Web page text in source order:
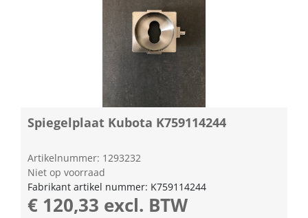
Spiegelplaat Kubota K759114244
Artikelnummer: 1293232
Niet op voorraad
Fabrikant artikel nummer: K759114244
€ 120,33 excl. BTW